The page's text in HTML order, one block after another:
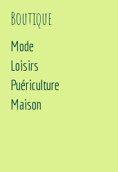
Boutique
Mode
Loisirs
Puériculture
Maison